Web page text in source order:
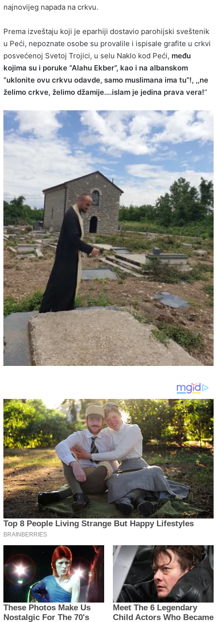
najnovijeg napada na crkvu.
Prema izveštaju koji je eparhiji dostavio parohijski sveštenik
u Peći, nepoznate osobe su provalile i ispisale grafite u crkvi
posvećenoj Svetoj Trojici, u selu Naklo kod Peći, među
kojima su i poruke “Alahu Ekber”, kao i na albanskom
“uklonite ovu crkvu odavde, samo muslimana ima tu”!, ,,ne
želimo crkve, želimo džamije….islam je jedina prava vera!”